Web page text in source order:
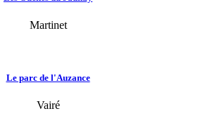
Martinet
Le parc de l'Auzance
Vairé